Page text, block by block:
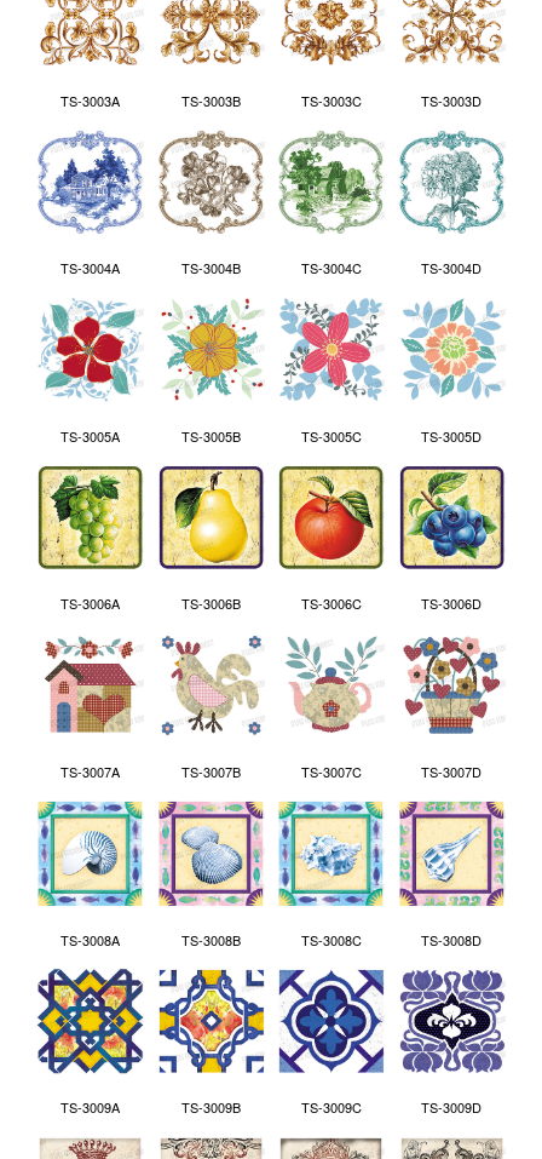
TS-3003A TS-3003B TS-3003C TS-3003D
TS-3004A TS-3004B TS-3004C TS-3004D
TS-3005A TS-3005B TS-3005C TS-3005D
TS-3006A TS-3006B TS-3006C TS-3006D
TS-3007A TS-3007B TS-3007C TS-3007D
TS-3008A TS-3008B TS-3008C TS-3008D
TS-3009A TS-3009B TS-3009C TS-3009D